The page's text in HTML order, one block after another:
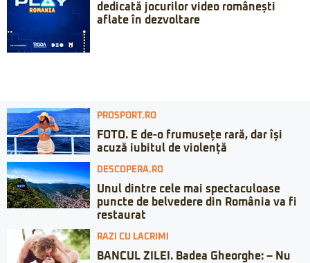
dedicată jocurilor video românești
aflate în dezvoltare
PROSPORT.RO
FOTO. E de-o frumusețe rară, dar își
acuză iubitul de violență
DESCOPERA.RO
Unul dintre cele mai spectaculoase
puncte de belvedere din România va fi
restaurat
RAZI CU LACRIMI
BANCUL ZILEI. Badea Gheorghe: – Nu